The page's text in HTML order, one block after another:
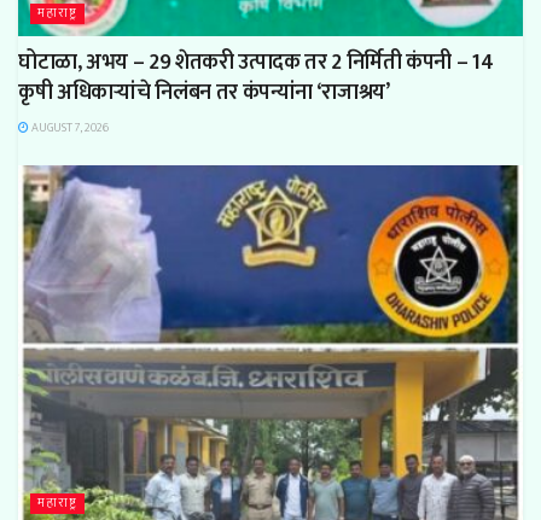
महाराष्ट्र
घोटाळा, अभय – 29 शेतकरी उत्पादक तर 2 निर्मिती कंपनी – 14
कृषी अधिकाऱ्यांचे निलंबन तर कंपन्यांना ‘राजाश्रय’
AUGUST 7, 2026
महाराष्ट्र